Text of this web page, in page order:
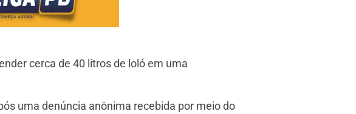
cerca de 40 litros de loló em uma
uma denúncia anônima recebida por meio do